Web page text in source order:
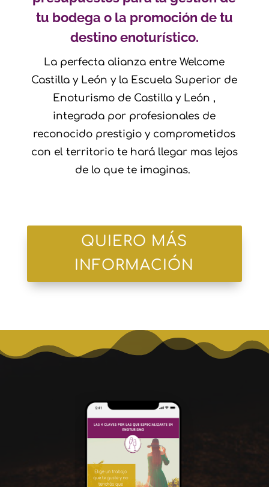
tu bodega o la promoción de tu
destino enoturístico.
La perfecta alianza entre Welcome
Castilla y León y la Escuela Superior de
Enoturismo de Castilla y León ,
integrada por profesionales de
reconocido prestigio y comprometidos
con el territorio te hará llegar mas lejos
de lo que te imaginas.
QUIERO MÁS
INFORMACIÓN